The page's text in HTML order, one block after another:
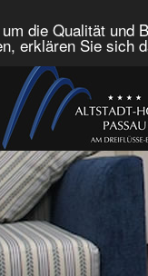
die Qualität und
erklären Sie sich